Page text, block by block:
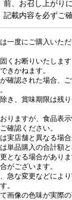
前、お召し上がり
記載内容を必ずご
一度にご購入いた
くお断りいたしま
きかねます。
確認された場合、
き、賞味期限は残
りますが、食品表
確認ください。
実店舗と異なる場合
単品購入の合計額
となる場合があり
がございます。
急な変更などによ
。
画像の色味が実際